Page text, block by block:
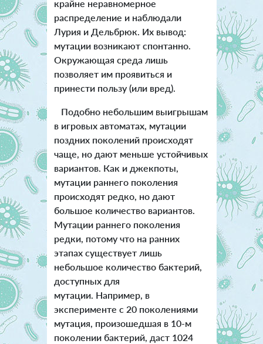
крайне неравномерное
распределение и наблюдали
Лурия и Дельбрюк. Их вывод:
мутации возникают спонтанно.
Окружающая среда лишь
позволяет им проявиться и
принести пользу (или вред).
Подобно небольшим выигрышам
в игровых автоматах, мутации
поздних поколений происходят
чаще, но дают меньше устойчивых
вариантов. Как и джекпоты,
мутации раннего поколения
происходят редко, но дают
большое количество вариантов.
Мутации раннего поколения
редки, потому что на ранних
этапах существует лишь
небольшое количество бактерий,
доступных для
мутации. Например, в
эксперименте с 20 поколениями
мутация, произошедшая в 10-м
поколении бактерий, даст 1024